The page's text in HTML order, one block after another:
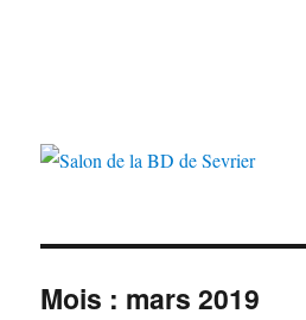
Mois : mars 2019